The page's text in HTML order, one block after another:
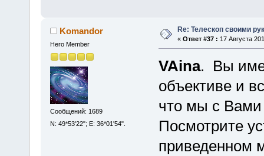
Komandor
Hero Member
Сообщений: 1689
N: 49*53'22"; E: 36*01'54".
Re: Телескоп своими
« Ответ #37 : 17 Августа
VAina. Вы
объективе и
что мы с Вами
Посмотрите
приведенном